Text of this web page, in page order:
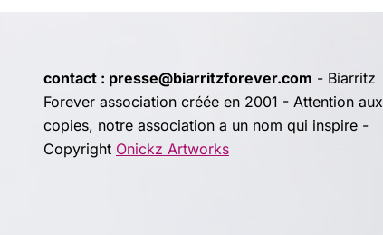
contact : presse@biarritzforever.com - Biarritz
Forever association créée en 2001 - Attention aux
copies, notre association a un nom qui inspire -
Copyright Onickz Artworks